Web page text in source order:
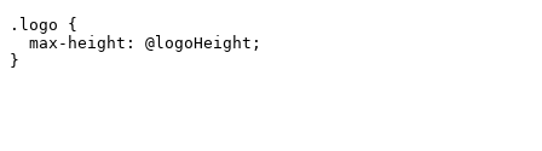
.logo {
  max-height: @logoHeight;